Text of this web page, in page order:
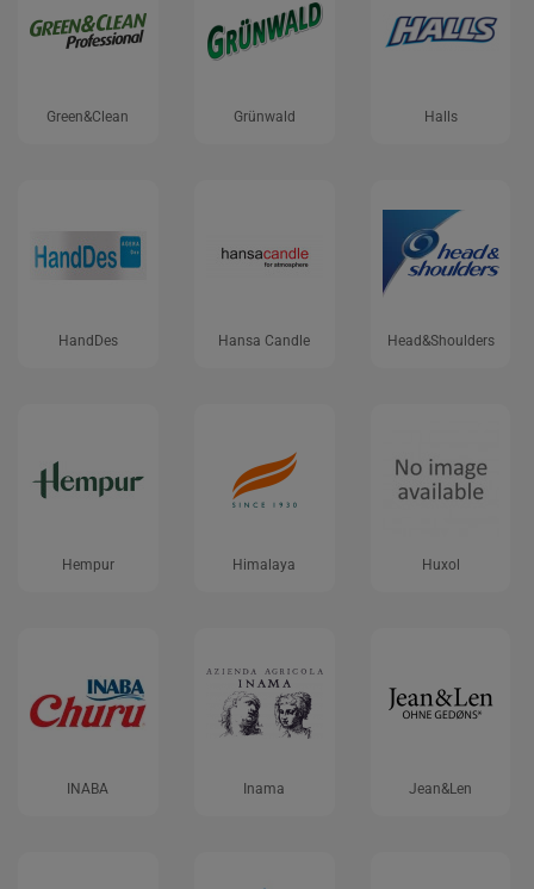
Green&Clean Grünwald Halls
HandDes Hansa Candle Head&Shoulders
Hempur Himalaya Huxol
INABA Inama Jean&Len